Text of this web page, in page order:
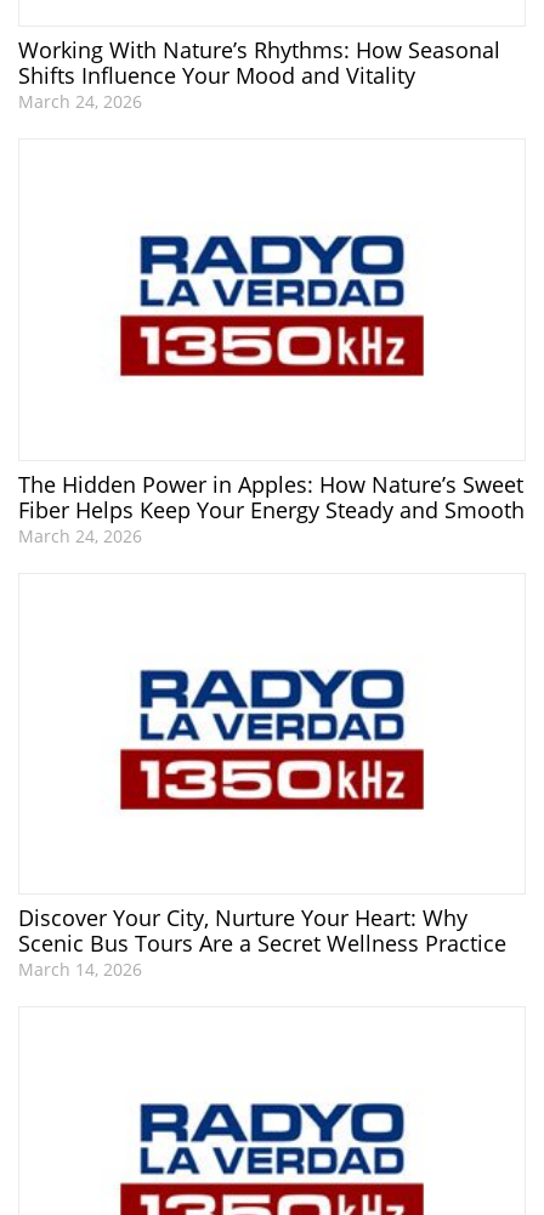
Working With Nature’s Rhythms: How Seasonal
Shifts Influence Your Mood and Vitality
March 24, 2026
The Hidden Power in Apples: How Nature’s Sweet
Fiber Helps Keep Your Energy Steady and Smooth
March 24, 2026
Discover Your City, Nurture Your Heart: Why
Scenic Bus Tours Are a Secret Wellness Practice
March 14, 2026